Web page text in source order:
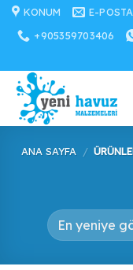
İçeriğe
atla
KONUM E-POSTA
+905359703406
ANA SAYFA /